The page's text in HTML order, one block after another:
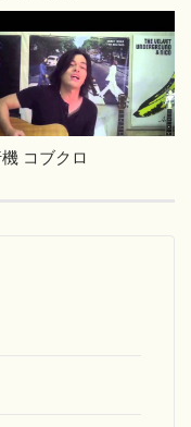
コブクロ